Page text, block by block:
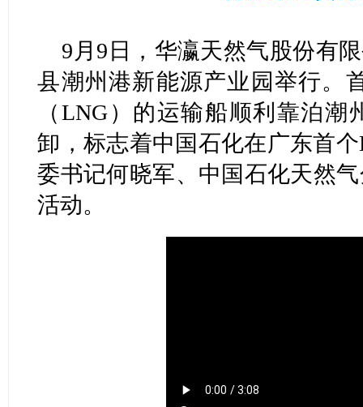
9月9日，华瀛天然气股份有
县潮州港新能源产业园举行。
（LNG）的运输船顺利靠泊
卸，标志着中国石化在广东首
委书记何晓军、中国石化天然
活动。